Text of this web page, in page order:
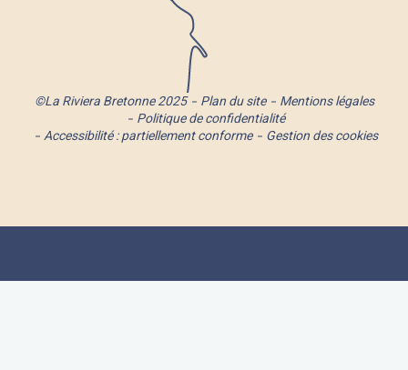
©La Riviera Bretonne 2025 Plan du site
Mentions légales
Politique de confidentialité
Accessibilité : partiellement conforme
Gestion des cookies